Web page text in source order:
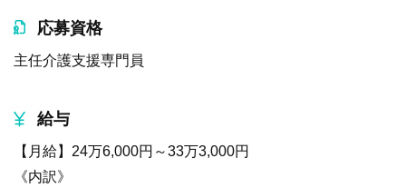
応募資格
主任介護支援専門員
給与
【月給】24万6,000円～33万3,000円
《内訳》